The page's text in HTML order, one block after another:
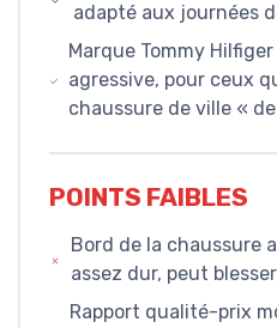
adapté aux journées
Marque Tommy
agressive, pour ceux
chaussure de ville «
POINTS FAIBLES
Bord de la chaussure
assez dur, peut
Rapport qualité-prix